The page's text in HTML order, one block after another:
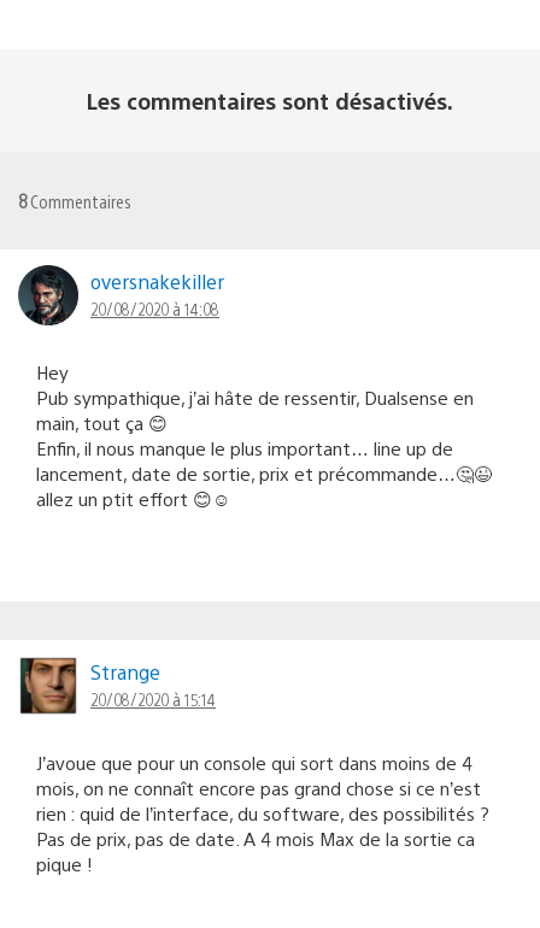
Les commentaires sont désactivés.
8Commentaires
oversnakekiller
20/08/2020 à 14:08
Hey
Pub sympathique, j’ai hâte de ressentir, Dualsense en
main, tout ça 😊
Enfin, il nous manque le plus important… line up de
lancement, date de sortie, prix et précommande…🤔😉
allez un ptit effort 😊☺
Strange
20/08/2020 à 15:14
J’avoue que pour un console qui sort dans moins de 4
mois, on ne connaît encore pas grand chose si ce n’est
rien : quid de l’interface, du software, des possibilités ?
Pas de prix, pas de date. A 4 mois Max de la sortie ca
pique !